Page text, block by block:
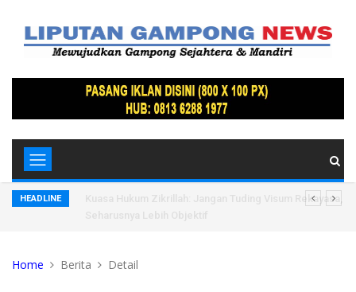
HEADLINE
Saluran Air
Kuasa Hukum Zikrillah: Jangan Tuding Visum Rekayasa,
Home Berita Detail